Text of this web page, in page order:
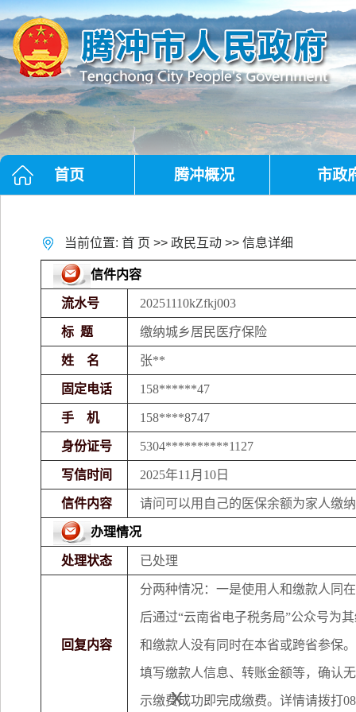
x
首页 腾冲概况 市政
当前位置: 首 页 >> 政民互动 >> 信息详细
信件内容
流水号 20251110kZfkj003
标 题 缴纳城乡居民医疗保险
姓 名 张**
固定电话 158******47
手 机 158****8747
身份证号 5304**********1127
写信时间 2025年11月10日
信件内容 请问可以用自己的医保余额为家人缴
办理情况
处理状态 已处理
回复内容
分两种情况：一是使用人和缴款人同
后通过“云南省电子税务局”公众号为
和缴款人没有同时在本省或跨省参保
填写缴款人信息、转账金额等，确认
示缴费成功即完成缴费。详情请拨打